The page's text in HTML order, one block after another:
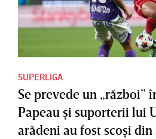
SUPERLIGA
Se prevede un „război”
Papeau şi suporterii lui
arădeni au fost scoşi din